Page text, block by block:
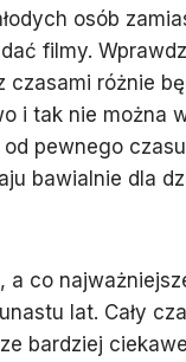
osób
filmy.
czasami różnie
i tak nie można
pewnego
bawialnie dla
a co
lat. Cały
bardziej